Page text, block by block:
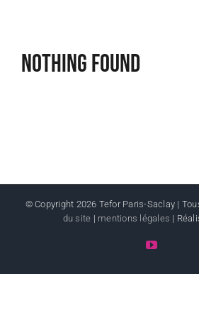
Nothing Found
© Copyright 2026 Tefor Paris-Saclay |
du site | mentions légales |
YouTube